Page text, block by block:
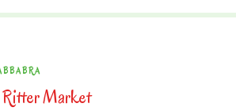
Market